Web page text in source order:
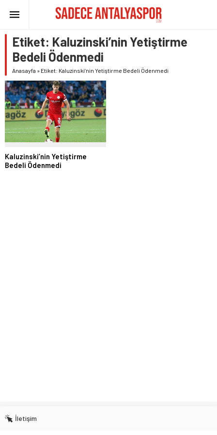
Etiket: Kaluzinski’nin Yetiştirme
Bedeli Ödenmedi
Anasayfa » Etiket: Kaluzinski’nin Yetiştirme Bedeli Ödenmedi
Kaluzinski’nin Yetiştirme
Bedeli Ödenmedi
İletişim